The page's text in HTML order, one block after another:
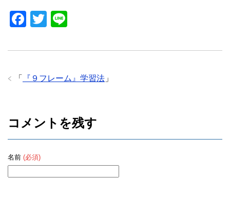
F
c
b
o
T
tt
e
「 『９フレーム』学習法 」
コメントを残す
名前 (必須)